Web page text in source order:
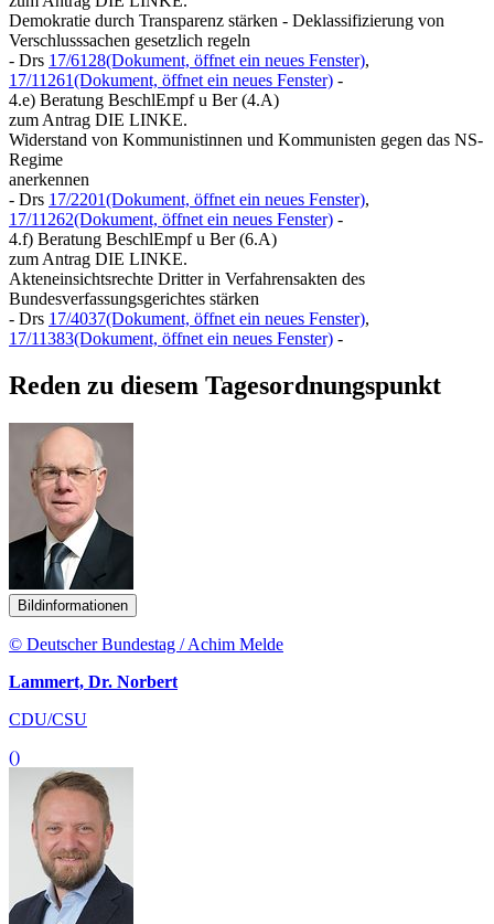
Demokratie durch Transparenz stärken - Deklassifizierung von
Verschlusssachen gesetzlich regeln
- Drs 17/6128(Dokument, öffnet ein neues Fenster),
17/11261(Dokument, öffnet ein neues Fenster) -
4.e) Beratung BeschlEmpf u Ber (4.A)
zum Antrag DIE LINKE.
Widerstand von Kommunistinnen und Kommunisten gegen das NS-
Regime
anerkennen
- Drs 17/2201(Dokument, öffnet ein neues Fenster),
17/11262(Dokument, öffnet ein neues Fenster) -
4.f) Beratung BeschlEmpf u Ber (6.A)
zum Antrag DIE LINKE.
Akteneinsichtsrechte Dritter in Verfahrensakten des
Bundesverfassungsgerichtes stärken
- Drs 17/4037(Dokument, öffnet ein neues Fenster),
17/11383(Dokument, öffnet ein neues Fenster) -
Reden zu diesem Tagesordnungspunkt
Bildinformationen
© Deutscher Bundestag / Achim Melde
Lammert, Dr. Norbert
CDU/CSU
()